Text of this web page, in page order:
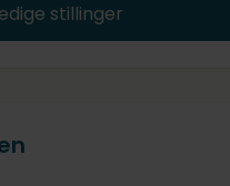
stillinger